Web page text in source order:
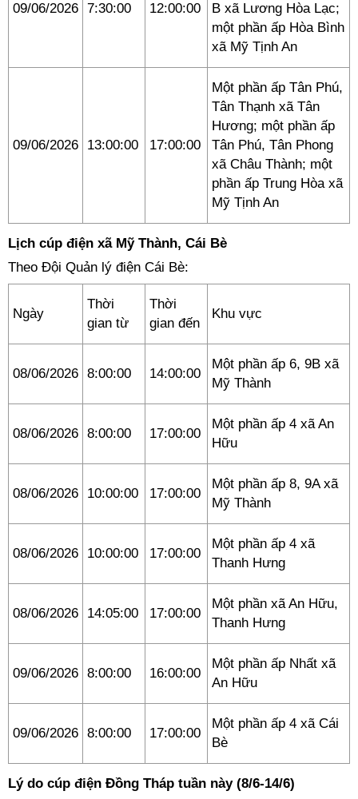
09/06/2026 7:30:00 12:00:00
B xã Lương Hòa Lạc;
một phần ấp Hòa Bình
xã Mỹ Tịnh An
09/06/2026 13:00:00 17:00:00
Một phần ấp Tân Phú,
Tân Thạnh xã Tân
Hương; một phần ấp
Tân Phú, Tân Phong
xã Châu Thành; một
phần ấp Trung Hòa xã
Mỹ Tịnh An
Lịch cúp điện xã Mỹ Thành, Cái Bè
Theo Đội Quản lý điện Cái Bè:
Ngày
Thời
gian từ
Thời
gian đến
Khu vực
08/06/2026 8:00:00 14:00:00
Một phần ấp 6, 9B xã
Mỹ Thành
08/06/2026 8:00:00 17:00:00
Một phần ấp 4 xã An
Hữu
08/06/2026 10:00:00 17:00:00
Một phần ấp 8, 9A xã
Mỹ Thành
08/06/2026 10:00:00 17:00:00
Một phần ấp 4 xã
Thanh Hưng
08/06/2026 14:05:00 17:00:00
Một phần xã An Hữu,
Thanh Hưng
09/06/2026 8:00:00 16:00:00
Một phần ấp Nhất xã
An Hữu
09/06/2026 8:00:00 17:00:00
Một phần ấp 4 xã Cái
Bè
Lý do cúp điện Đồng Tháp tuần này (8/6-14/6)